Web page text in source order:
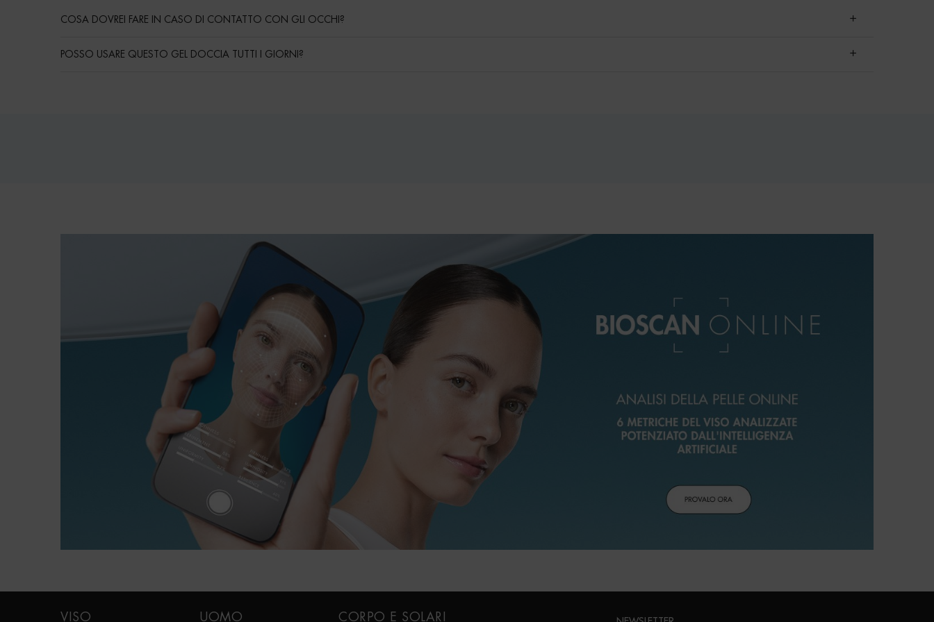
COSA DOVREI FARE IN CASO DI CONTATTO CON GLI OCCHI?
POSSO USARE QUESTO GEL DOCCIA TUTTI I GIORNI?
VISO UOMO CORPO E SOLARI